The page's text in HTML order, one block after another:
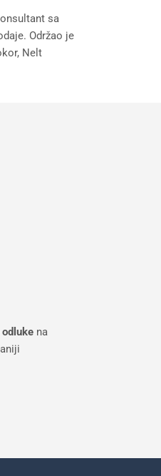
sa
Održao je
Nelt
na